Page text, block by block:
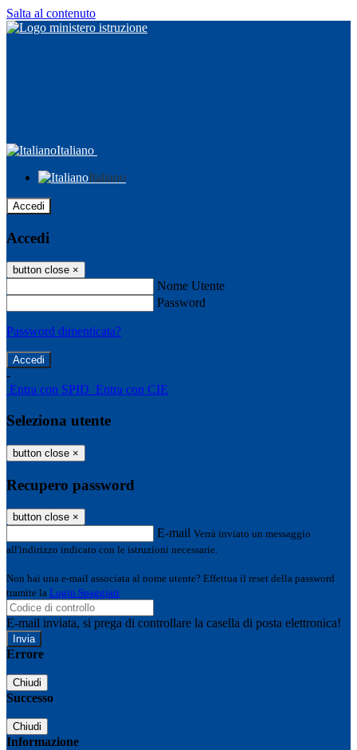
Salta al contenuto
Italiano
Italiano
Accedi
Accedi
button close ×
Nome Utente
Password
Password dimenticata?
-
Entra con SPID Entra con CIE
Seleziona utente
button close ×
Recupero password
button close ×
E-mail Verrà inviato un messaggio
all'indirizzo indicato con le istruzioni necessarie.
Non hai una e-mail associata al nome utente? Effettua il reset della password
tramite la Login Spaggiari
E-mail inviata, si prega di controllare la casella di posta elettronica!
Errore
Chiudi
Successo
Chiudi
Informazione